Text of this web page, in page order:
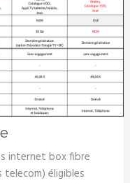
internet box fibre
éligibles